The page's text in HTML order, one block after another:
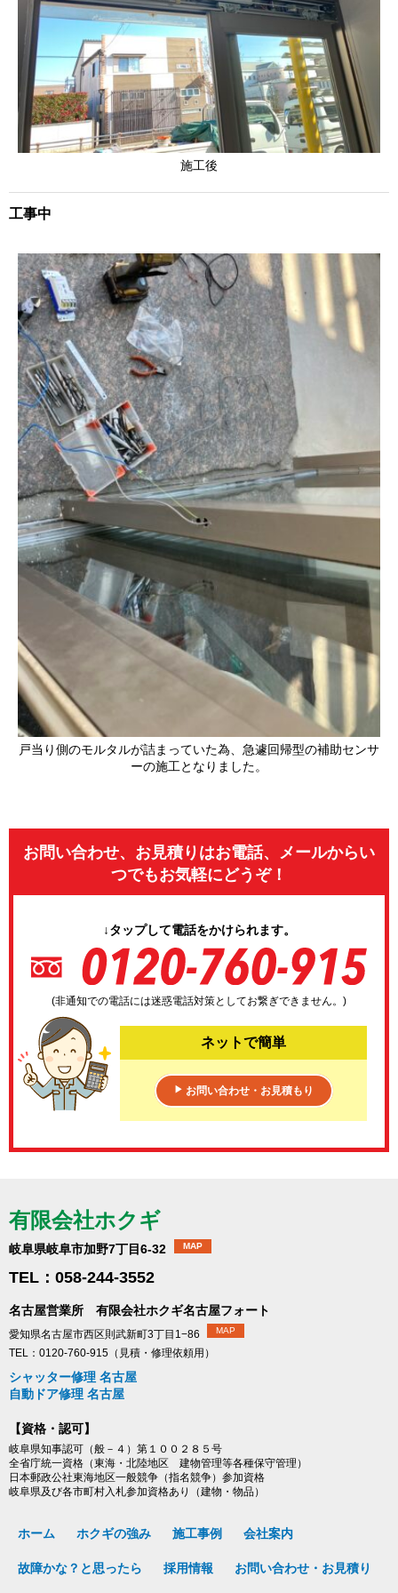
施工後
工事中
戸当り側のモルタルが詰まっていた為、急遽回帰型の補助センサ
ーの施工となりました。
お問い合わせ、お見積りはお電話、メールからい
つでもお気軽にどうぞ！
↓タップして電話をかけられます。
(非通知での電話には迷惑電話対策としてお繋ぎできません。)
ネットで簡単
▶ お問い合わせ・お見積もり
有限会社ホクギ
岐阜県岐阜市加野7丁目6-32 MAP
TEL：058-244-3552
名古屋営業所 有限会社ホクギ名古屋フォート
愛知県名古屋市西区則武新町3丁目1−86 MAP
TEL：0120-760-915（見積・修理依頼用）
シャッター修理 名古屋
自動ドア修理 名古屋
【資格・認可】
岐阜県知事認可（般－４）第１００２８５号
全省庁統一資格（東海・北陸地区 建物管理等各種保守管理）
日本郵政公社東海地区一般競争（指名競争）参加資格
岐阜県及び各市町村入札参加資格あり（建物・物品）
ホーム ホクギの強み 施工事例 会社案内
故障かな？と思ったら 採用情報 お問い合わせ・お見積り